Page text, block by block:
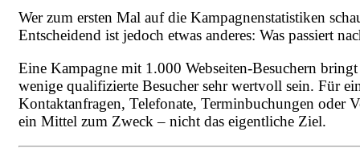
Wer zum ersten Mal auf die Kampagnenstatistiken
Entscheidend ist jedoch etwas anderes: Was passiert
Eine Kampagne mit 1.000 Webseiten-Besuchern
wenige qualifizierte Besucher sehr wertvoll sein. Für
Kontaktanfragen, Telefonate, Terminbuchungen oder
ein Mittel zum Zweck – nicht das eigentliche Ziel.